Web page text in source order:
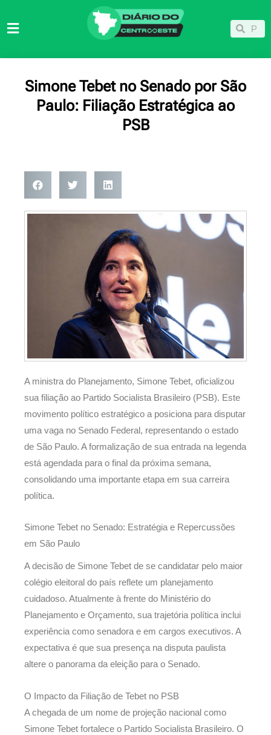
para
Pesquisar
Simone Tebet no Senado por São
Paulo: Filiação Estratégica ao
PSB
A ministra do Planejamento, Simone Tebet, oficializou
sua filiação ao Partido Socialista Brasileiro (PSB). Este
movimento político estratégico a posiciona para disputar
uma vaga no Senado Federal, representando o estado
de São Paulo. A formalização de sua entrada na legenda
está agendada para o final da próxima semana,
consolidando uma importante etapa em sua carreira
política.
Simone Tebet no Senado: Estratégia e Repercussões
em São Paulo
A decisão de Simone Tebet de se candidatar pelo maior
colégio eleitoral do país reflete um planejamento
cuidadoso. Atualmente à frente do Ministério do
Planejamento e Orçamento, sua trajetória política inclui
experiência como senadora e em cargos executivos. A
expectativa é que sua presença na disputa paulista
altere o panorama da eleição para o Senado.
O Impacto da Filiação de Tebet no PSB
A chegada de um nome de projeção nacional como
Simone Tebet fortalece o Partido Socialista Brasileiro. O